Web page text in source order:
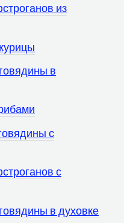
из
в
с
с
в духовке